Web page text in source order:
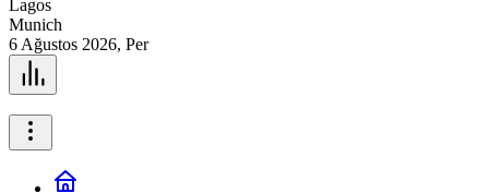
Lagos
Munich
6 Ağustos 2026, Per